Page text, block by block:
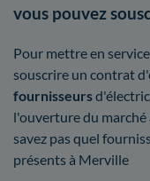
vous pouvez
Pour mettre en
souscrire un contrat
fournisseurs
l'ouverture du marché
savez pas quel
présents à Merville